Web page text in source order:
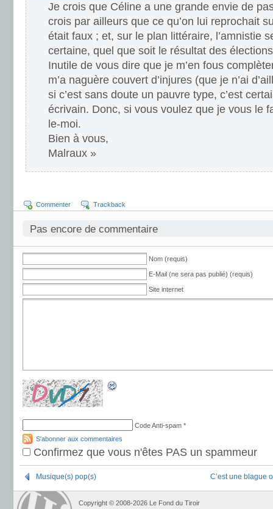
Je crois que Céline a une grande envie de
crois par ailleurs que ce qu’on lui reprochait
était faux ; et, sur le plan littéraire, l’amnistie
certaine, quel que soit le résultat des
Inutile de vous dire que je m’en fous
m’a naguère couvert d’injures (que je n’ai
si c’est sans doute un pauvre type, c’est
écrivain. Donc, si vous voulez que je vous le
le-moi.
Bien à vous,
Malraux »
Commenter Trackback
Pas encore de commentaire
Nom (requis)
E-Mail (ne sera pas publié) (requis)
Site internet
Code Anti-spam *
S'abonner aux commentaires
Confirmez que vous n'êtes PAS un spammeur
Musique(s) pop(s) C’est une blague
Copyright © 2008-2026 Le Fond du Tiroir